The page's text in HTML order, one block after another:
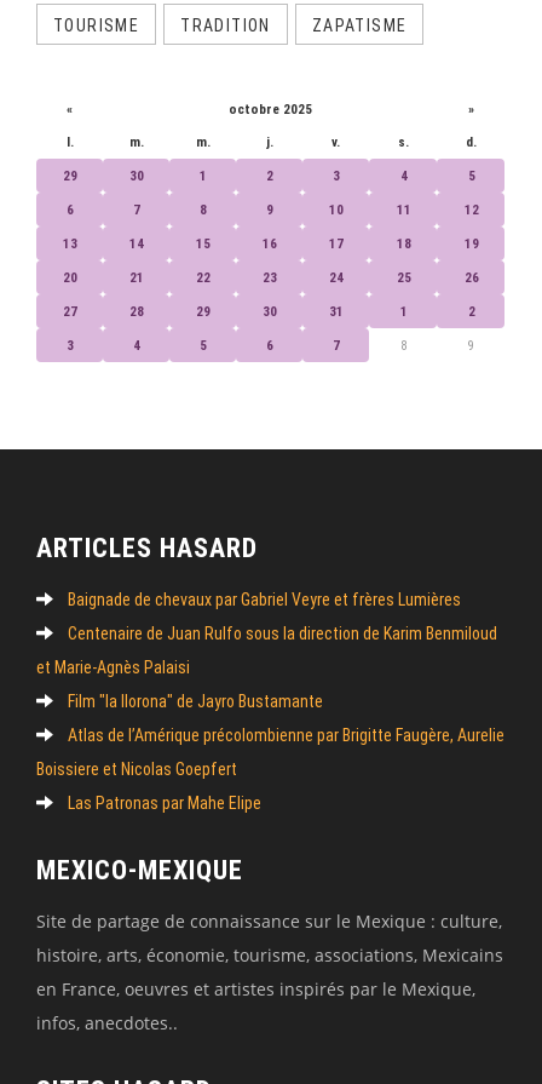
TOURISME TRADITION ZAPATISME
« octobre 2025 »
l. m. m. j. v. s. d.
29 30 1 2 3 4 5
6 7 8 9 10 11 12
13 14 15 16 17 18 19
20 21 22 23 24 25 26
27 28 29 30 31 1 2
3 4 5 6 7 8 9
ARTICLES HASARD
Baignade de chevaux par Gabriel Veyre et frères Lumières
Centenaire de Juan Rulfo sous la direction de Karim Benmiloud
et Marie-Agnès Palaisi
Film "la llorona" de Jayro Bustamante
Atlas de l’Amérique précolombienne par Brigitte Faugère, Aurelie
Boissiere et Nicolas Goepfert
Las Patronas par Mahe Elipe
MEXICO-MEXIQUE
Site de partage de connaissance sur le Mexique : culture,
histoire, arts, économie, tourisme, associations, Mexicains
en France, oeuvres et artistes inspirés par le Mexique,
infos, anecdotes..